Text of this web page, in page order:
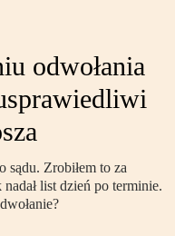
odwołania
sądu. Zrobiłem to za
list dzień po terminie.